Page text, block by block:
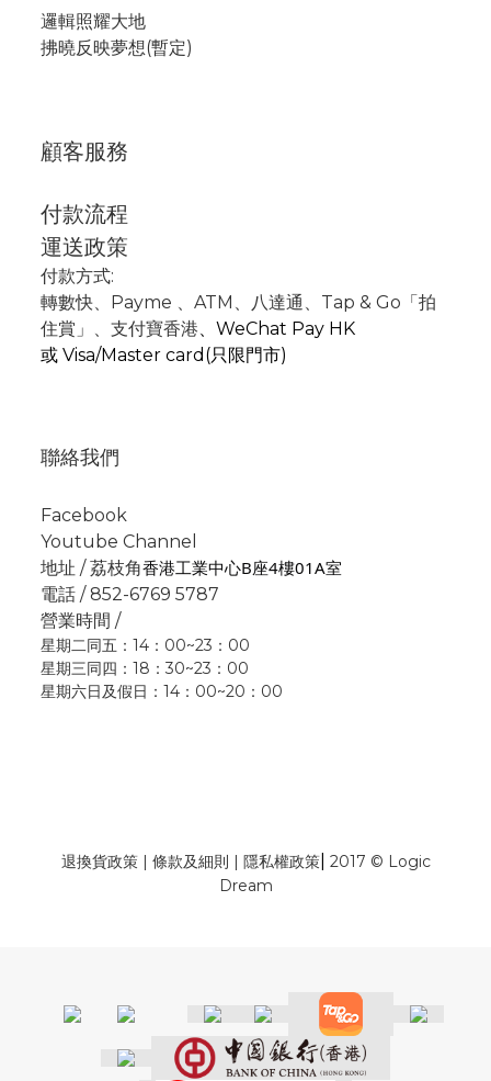
邏輯照耀大地
拂曉反映夢想(暫定)
顧客服務
付款流程
運送政策
付款方式:
轉數快、Payme 、 ATM 、
八達通、Tap & Go「拍
住賞」 、支付寶香港、 WeChat Pay HK
或 Visa/Master card(只限門市)
聯絡我們
Facebook
Youtube Channel
地址 / 荔枝角香港工業中心B座4樓01A室
電話 / 852-6769 5787
營業時間 /
星期二同五：14：00~23：00
星期三同四：18：30~23：00
星期六日及假日：14：00~20：00
退換貨政策| 條款及細則 | 隱私權政策| 2017 © Logic
Dream